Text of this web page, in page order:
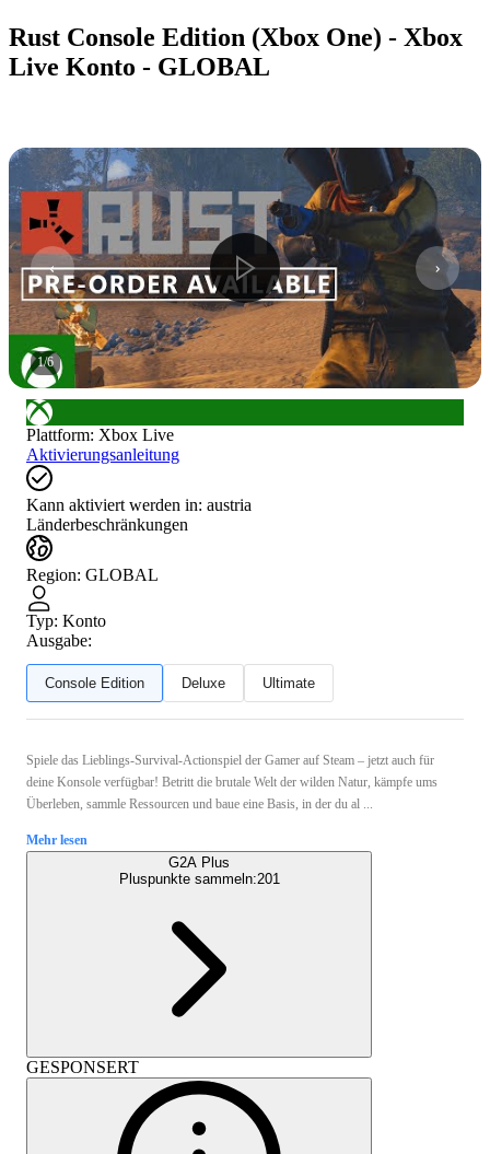
Rust Console Edition (Xbox One) - Xbox
Live Konto - GLOBAL
1/6
Plattform: Xbox Live
Aktivierungsanleitung
Kann aktiviert werden in: austria
Länderbeschränkungen
Region: GLOBAL
Typ: Konto
Ausgabe:
Console Edition Deluxe Ultimate
Spiele das Lieblings-Survival-Actionspiel der Gamer auf Steam – jetzt auch für
deine Konsole verfügbar! Betritt die brutale Welt der wilden Natur, kämpfe ums
Überleben, sammle Ressourcen und baue eine Basis, in der du al ...
Mehr lesen
G2A Plus
Pluspunkte sammeln:201
GESPONSERT